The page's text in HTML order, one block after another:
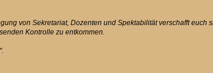
von Sekretariat, Dozenten und Spektabilität verschafft euch
Kontrolle zu entkommen.